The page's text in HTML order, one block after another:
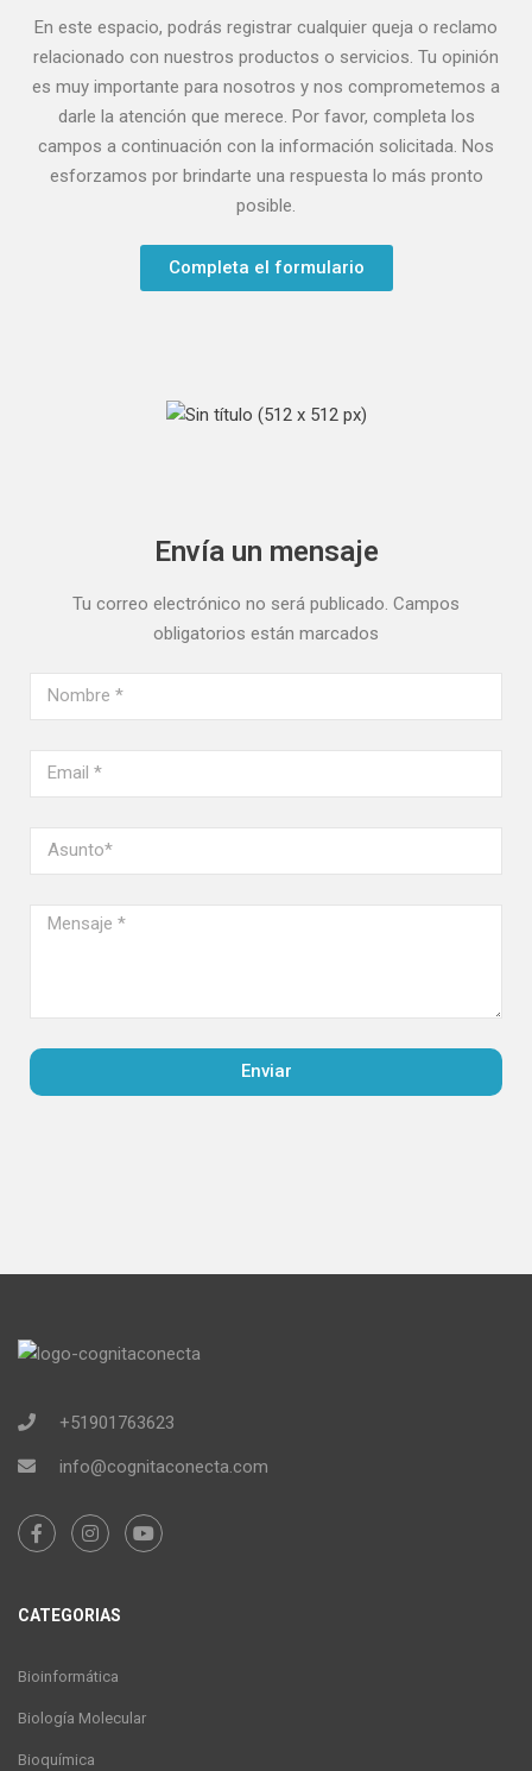
En este espacio, podrás registrar cualquier queja o reclamo
relacionado con nuestros productos o servicios. Tu opinión
es muy importante para nosotros y nos comprometemos a
darle la atención que merece. Por favor, completa los
campos a continuación con la información solicitada. Nos
esforzamos por brindarte una respuesta lo más pronto
posible.
Completa el formulario
Envía un mensaje
Tu correo electrónico no será publicado. Campos
obligatorios están marcados
Enviar
+51901763623
info@cognitaconecta.com
CATEGORIAS
Bioinformática
Biología Molecular
Bioquímica